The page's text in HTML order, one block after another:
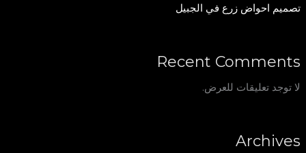
تصميم احواض زرع في الجبيل
Recent Comments
لا توجد تعليقات للعرض.
Archives